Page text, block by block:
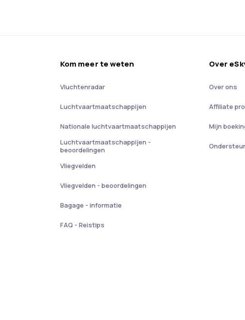
Kom meer te weten
Vluchtenradar
Luchtvaartmaatschappijen
Nationale luchtvaartmaatschappijen
Luchtvaartmaatschappijen -
beoordelingen
Vliegvelden
Vliegvelden - beoordelingen
Bagage - informatie
FAQ - Reistips
Over
Over ons
Affiliate
Mijn